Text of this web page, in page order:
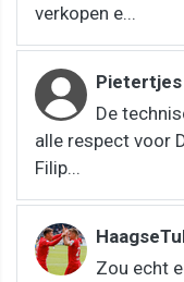
verkopen e...
Pietertjes
De
alle respect voor
Filip...
Zou echt